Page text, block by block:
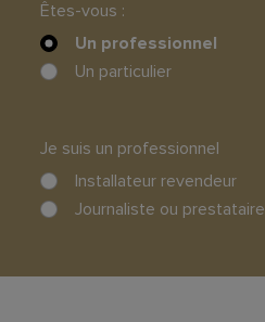
Êtes-vous :
Un professionnel
Un particulier
Je suis un professionnel
Installateur revendeur
Journaliste ou prestataire